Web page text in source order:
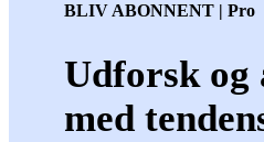
BLIV ABONNENT | Pro
Udforsk og
med